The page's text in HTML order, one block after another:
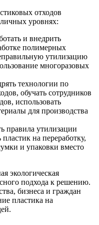
отходов
уровнях:
и внедрить
полимерных
утилизацию
многоразовых
технологии по
обучать сотрудников
использовать
для производства
правила утилизации
на переработку,
и упаковки вместо
экологическая
подхода к решению.
бизнеса и граждан
пластика на